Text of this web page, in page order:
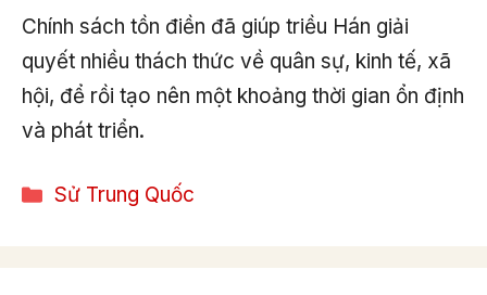
Chính sách tồn điền đã giúp triều Hán giải
quyết nhiều thách thức về quân sự, kinh tế, xã
hội, để rồi tạo nên một khoảng thời gian ổn định
và phát triển.
Categories
Sử Trung Quốc